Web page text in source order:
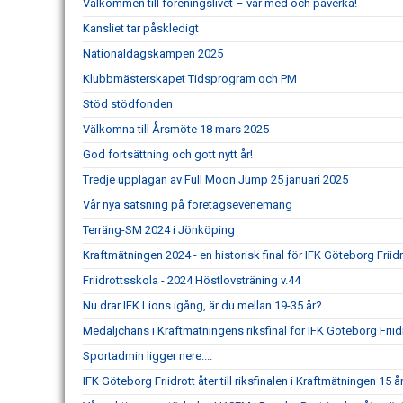
Välkommen till föreningslivet – var med och påverka!
Kansliet tar påskledigt
Nationaldagskampen 2025
Klubbmästerskapet Tidsprogram och PM
Stöd stödfonden
Välkomna till Årsmöte 18 mars 2025
God fortsättning och gott nytt år!
Tredje upplagan av Full Moon Jump 25 januari 2025
Vår nya satsning på företagsevenemang
Terräng-SM 2024 i Jönköping
Kraftmätningen 2024 - en historisk final för IFK Göteborg
Friidrottsskola - 2024 Höstlovsträning v.44
Nu drar IFK Lions igång, är du mellan 19-35 år?
Medaljchans i Kraftmätningens riksfinal för IFK Göteborg
Sportadmin ligger nere....
IFK Göteborg Friidrott åter till riksfinalen i Kraftmätningen 15